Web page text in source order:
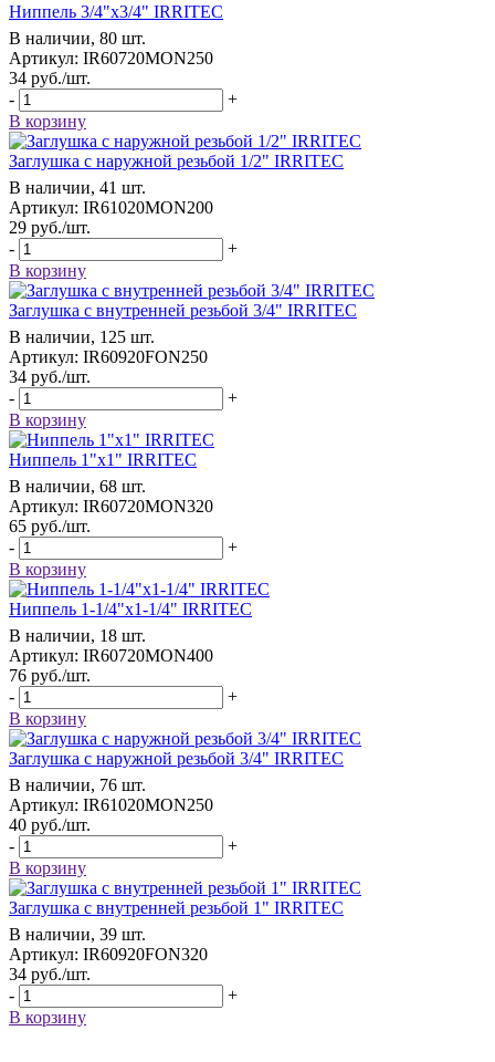
Ниппель 3/4"x3/4" IRRITEC
В наличии, 80 шт.
Артикул: IR60720MON250
34 руб./шт.
-
+
В корзину
Заглушка с наружной резьбой 1/2" IRRITEC
В наличии, 41 шт.
Артикул: IR61020MON200
29 руб./шт.
-
+
В корзину
Заглушка с внутренней резьбой 3/4" IRRITEC
В наличии, 125 шт.
Артикул: IR60920FON250
34 руб./шт.
-
+
В корзину
Ниппель 1"x1" IRRITEC
В наличии, 68 шт.
Артикул: IR60720MON320
65 руб./шт.
-
+
В корзину
Ниппель 1-1/4"x1-1/4" IRRITEC
В наличии, 18 шт.
Артикул: IR60720MON400
76 руб./шт.
-
+
В корзину
Заглушка с наружной резьбой 3/4" IRRITEC
В наличии, 76 шт.
Артикул: IR61020MON250
40 руб./шт.
-
+
В корзину
Заглушка с внутренней резьбой 1" IRRITEC
В наличии, 39 шт.
Артикул: IR60920FON320
34 руб./шт.
-
+
В корзину